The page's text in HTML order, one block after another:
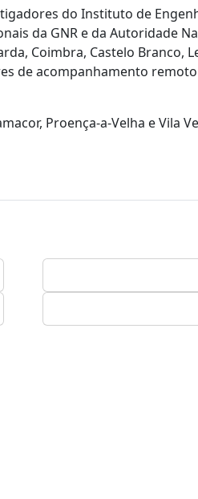
do Instituto de
da GNR e da Autoridade
Coimbra, Castelo Branco,
de acompanhamento
Proença-a-Velha e Vila